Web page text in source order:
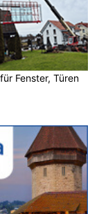
Fenster, Türen